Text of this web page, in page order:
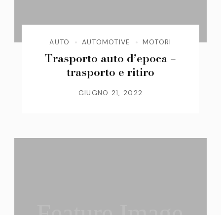
AUTO AUTOMOTIVE MOTORI
Trasporto auto d’epoca –
trasporto e ritiro
GIUGNO 21, 2022